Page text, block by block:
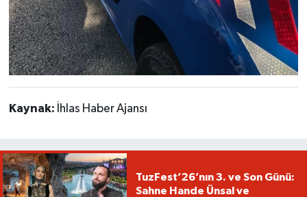
Kaynak: İhlas Haber Ajansı
TuzFest’26’nın 3. ve Son Günü:
Sahne Hande Ünsal ve